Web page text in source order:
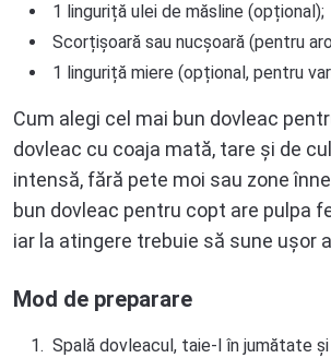
1 linguriță ulei de măsline (opțional);
Scorțișoară sau nucșoară (pentru
1 linguriță miere (opțional, pentru
Cum alegi cel mai bun dovleac
dovleac cu coaja mată, tare și de
intensă, fără pete moi sau zone
bun dovleac pentru copt are pulpa
iar la atingere trebuie să sune ușor
Mod de preparare
Spală dovleacul, taie-l în jumătate